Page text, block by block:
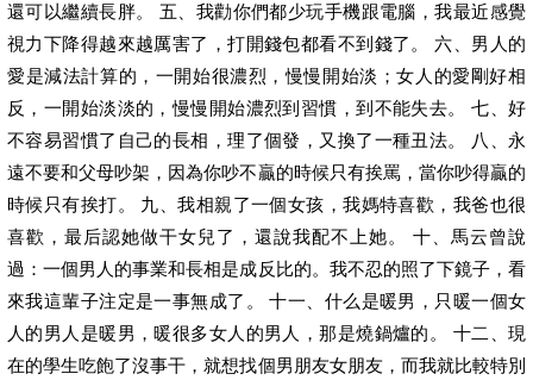
還可以繼續長胖。 五、我勸你們都少玩手機跟電腦，我最近感覺
視力下降得越來越厲害了，打開錢包都看不到錢了。 六、男人的
愛是減法計算的，一開始很濃烈，慢慢開始淡；女人的愛剛好相
反，一開始淡淡的，慢慢開始濃烈到習慣，到不能失去。 七、好
不容易習慣了自己的長相，理了個發，又換了一種丑法。 八、永
遠不要和父母吵架，因為你吵不贏的時候只有挨罵，當你吵得贏的
時候只有挨打。 九、我相親了一個女孩，我媽特喜歡，我爸也很
喜歡，最后認她做干女兒了，還說我配不上她。 十、馬云曾說
過：一個男人的事業和長相是成反比的。我不忍的照了下鏡子，看
來我這輩子注定是一事無成了。 十一、什么是暖男，只暖一個女
人的男人是暖男，暖很多女人的男人，那是燒鍋爐的。 十二、現
在的學生吃飽了沒事干，就想找個男朋友女朋友，而我就比較特別